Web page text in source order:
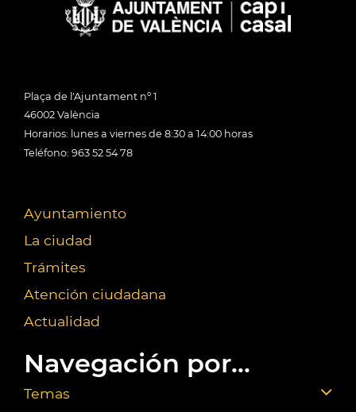
Plaça de l'Ajuntament nº 1
46002 València
Horarios: lunes a viernes de 8:30 a 14:00 horas
Teléfono: 963 52 54 78
Ayuntamiento
La ciudad
Trámites
Atención ciudadana
Actualidad
Navegación por...
Temas